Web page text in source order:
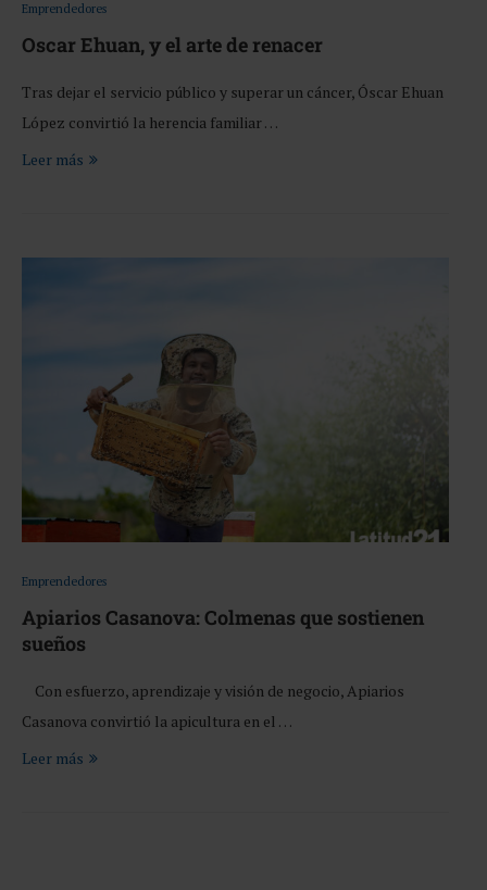
Emprendedores
Oscar Ehuan, y el arte de renacer
Tras dejar el servicio público y superar un cáncer, Óscar Ehuan
López convirtió la herencia familiar …
Leer más
Emprendedores
Apiarios Casanova: Colmenas que sostienen
sueños
Con esfuerzo, aprendizaje y visión de negocio, Apiarios
Casanova convirtió la apicultura en el …
Leer más